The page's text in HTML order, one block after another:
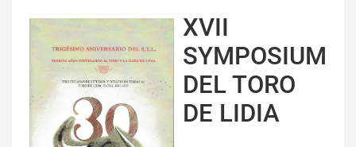
XVII
SYMPOSIUM
DEL TORO
DE LIDIA